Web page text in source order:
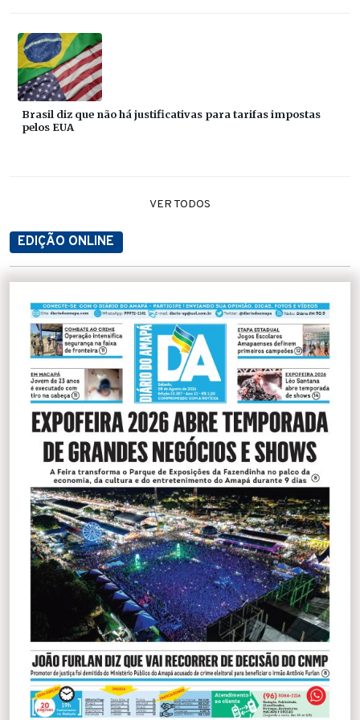
Brasil diz que não há justificativas para tarifas impostas
pelos EUA
VER TODOS
EDIÇÃO ONLINE